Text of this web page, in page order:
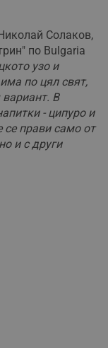
Солаков,
по Bulgaria
узо и
по цял свят,
В
- ципуро и
се прави само от
и с други